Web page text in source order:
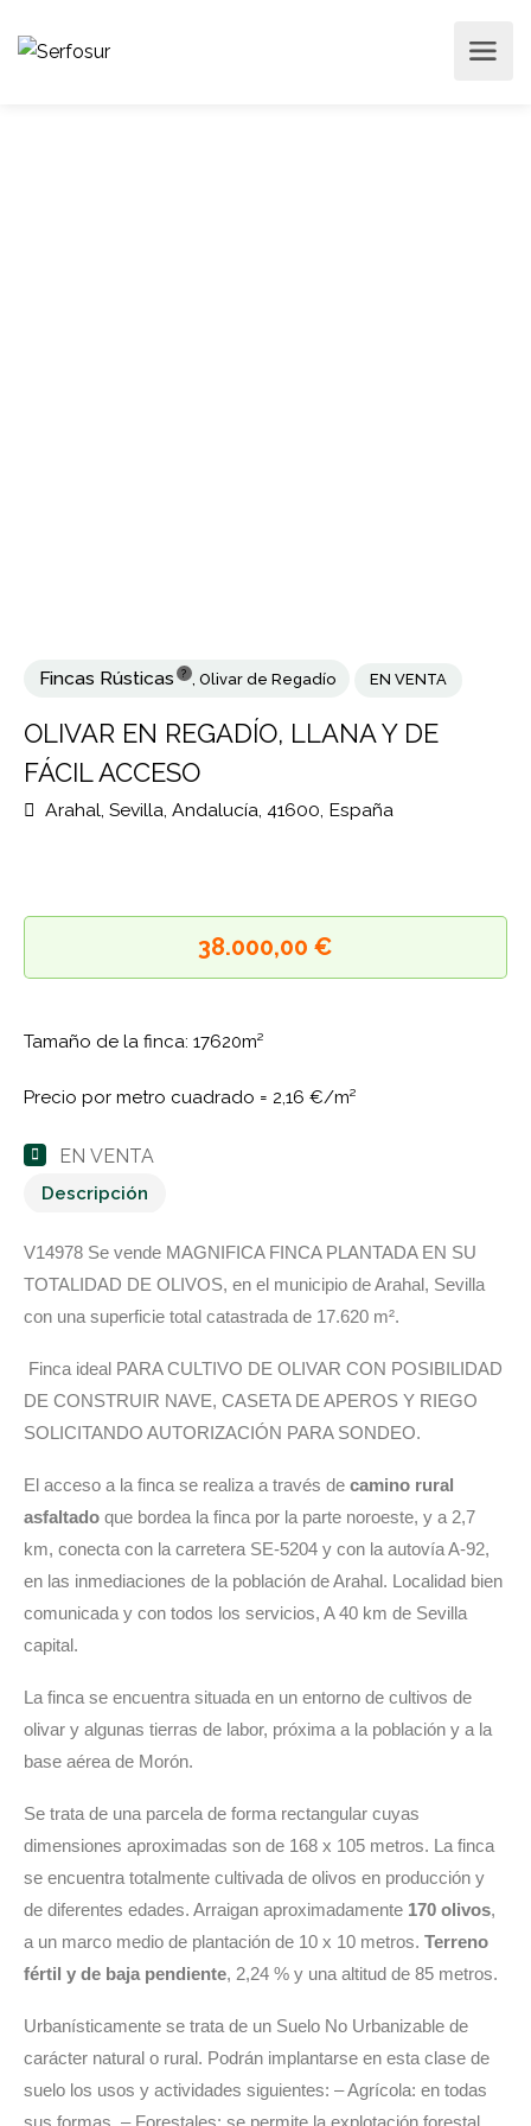
Fincas Rústicas ? ,Olivar de Regadío EN VENTA
OLIVAR EN REGADÍO, LLANA Y DE
38.000,00 €
Tamaño de la finca: 17620m²
Precio por metro cuadrado = 2,16 €/m²
EN VENTA
Descripción
V14978 Se vende MAGNIFICA FINCA PLANTADA EN SU
TOTALIDAD DE OLIVOS, en el municipio de Arahal, Sevilla
con una superficie total catastrada de 17.620 m².
Finca ideal PARA CULTIVO DE OLIVAR CON POSIBILIDAD
DE CONSTRUIR NAVE, CASETA DE APEROS Y RIEGO
SOLICITANDO AUTORIZACIÓN PARA SONDEO.
El acceso a la finca se realiza a través de camino rural
asfaltado que bordea la finca por la parte noroeste, y a 2,7
km, conecta con la carretera SE-5204 y con la autovía A-92,
en las inmediaciones de la población de Arahal. Localidad bien
comunicada y con todos los servicios, A 40 km de Sevilla
capital.
La finca se encuentra situada en un entorno de cultivos de
olivar y algunas tierras de labor, próxima a la población y a la
base aérea de Morón.
Se trata de una parcela de forma rectangular cuyas
dimensiones aproximadas son de 168 x 105 metros. La finca
se encuentra totalmente cultivada de olivos en producción y
de diferentes edades. Arraigan aproximadamente 170 olivos,
a un marco medio de plantación de 10 x 10 metros. Terreno
fértil y de baja pendiente, 2,24 % y una altitud de 85 metros.
Urbanísticamente se trata de un Suelo No Urbanizable de
carácter natural o rural. Podrán implantarse en esta clase de
suelo los usos y actividades siguientes: – Agrícola: en todas
sus formas. – Forestales: se permite la explotación forestal